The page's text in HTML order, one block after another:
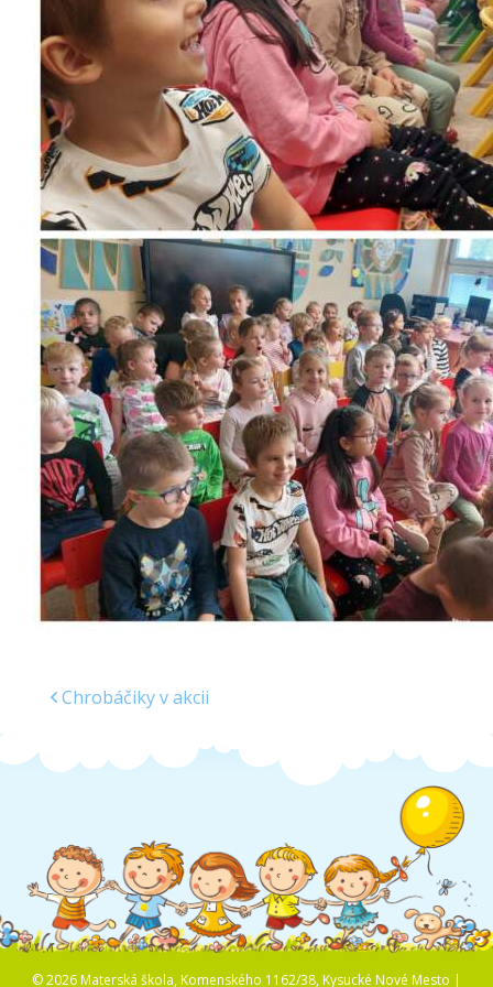
Školská jedáleň
Jedálny lístok
Kontakt
Ochrana osobných
údajov – GDPR
Vzdelávanie
zamestnancov
Chrobáčiky v akcii
© 2026 Materská škola, Komenského 1162/38, Kysucké Nové Mesto |